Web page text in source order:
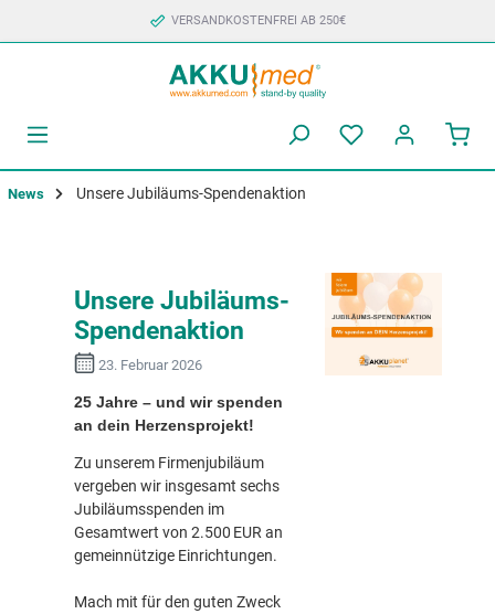
VERSANDKOSTENFREI AB 250€
News Unsere Jubiläums-Spendenaktion
Unsere Jubiläums-
Spendenaktion
23. Februar 2026
25 Jahre – und wir spenden
an dein Herzensprojekt!
Zu unserem Firmenjubiläum
vergeben wir insgesamt sechs
Jubiläumsspenden im
Gesamtwert von 2.500 EUR an
gemeinnützige Einrichtungen.
Mach mit für den guten Zweck